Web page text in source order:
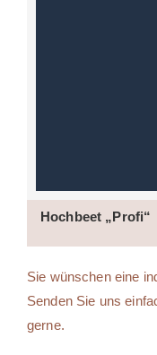
Hochbeet „Profi“
Sie wünschen eine
Senden Sie uns
gerne.